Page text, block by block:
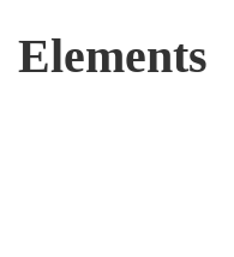
Elements
Elements